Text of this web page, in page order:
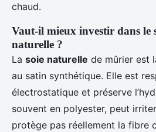
chaud.
Vaut-il mieux investir dans le
naturelle ?
La soie naturelle de mûrier est
au satin synthétique. Elle est
électrostatique et préserve
souvent en polyester, peut
protège pas réellement la fibre